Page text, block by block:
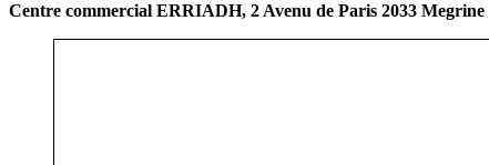
Centre commercial ERRIADH, 2 Avenu de Paris 2033 Megrine